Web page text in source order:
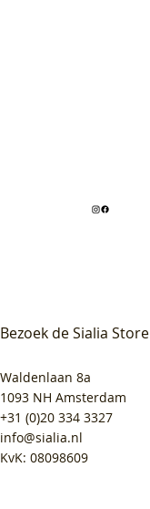
Bezoek de Sialia Store
Waldenlaan 8a
1093 NH Amsterdam
+31 (0)20 334 3327
info@sialia.nl
KvK: 08098609